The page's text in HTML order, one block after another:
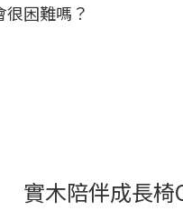
很困難嗎？
實木陪伴成長椅